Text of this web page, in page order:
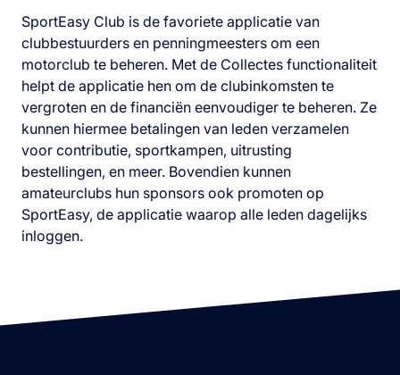
SportEasy Club is de favoriete applicatie van
clubbestuurders en penningmeesters om een
motorclub te beheren. Met de Collectes functionaliteit
helpt de applicatie hen om de clubinkomsten te
vergroten en de financiën eenvoudiger te beheren. Ze
kunnen hiermee betalingen van leden verzamelen
voor contributie, sportkampen, uitrusting
bestellingen, en meer. Bovendien kunnen
amateurclubs hun sponsors ook promoten op
SportEasy, de applicatie waarop alle leden dagelijks
inloggen.